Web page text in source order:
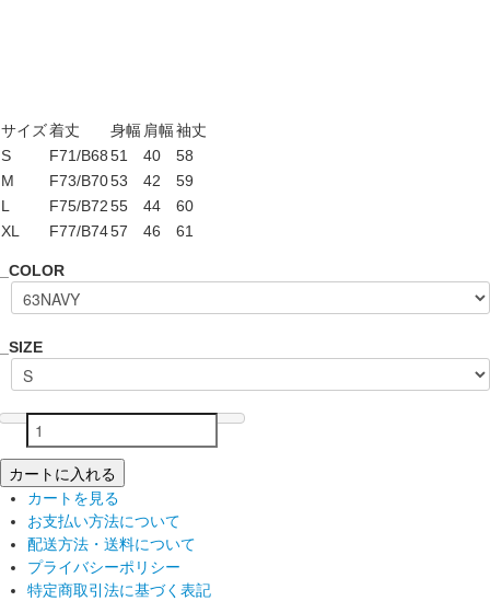
サイズ着丈 身幅 肩幅袖丈
S
F71/B6851 40
58
M
F73/B7053 42
59
L
F75/B7255 44
60
XL
F77/B7457 46 61
_COLOR
_SIZE
カートに入れる
カートを見る
お支払い方法について
配送方法・送料について
プライバシーポリシー
特定商取引法に基づく表記